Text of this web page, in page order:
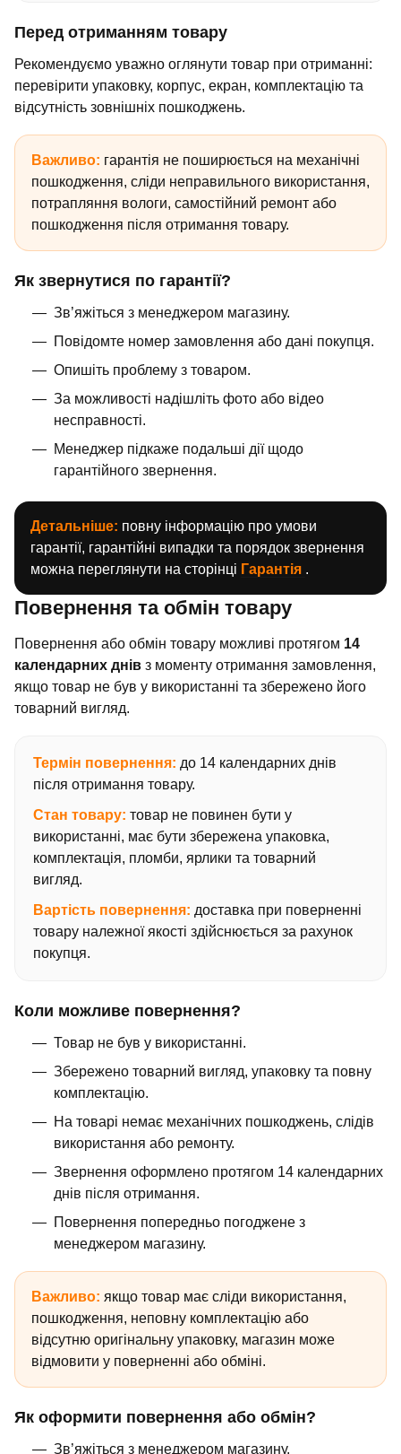
Перед отриманням товару
Рекомендуємо уважно оглянути товар при отриманні:
перевірити упаковку, корпус, екран, комплектацію та
відсутність зовнішніх пошкоджень.
Важливо: гарантія не поширюється на механічні
пошкодження, сліди неправильного використання,
потрапляння вологи, самостійний ремонт або
пошкодження після отримання товару.
Як звернутися по гарантії?
Зв’яжіться з менеджером магазину.
Повідомте номер замовлення або дані покупця.
Опишіть проблему з товаром.
За можливості надішліть фото або відео
несправності.
Менеджер підкаже подальші дії щодо
гарантійного звернення.
Детальніше: повну інформацію про умови
гарантії, гарантійні випадки та порядок звернення
можна переглянути на сторінці Гарантія .
Повернення та обмін товару
Повернення або обмін товару можливі протягом 14
календарних днів з моменту отримання замовлення,
якщо товар не був у використанні та збережено його
товарний вигляд.
Термін повернення: до 14 календарних днів
після отримання товару.
Стан товару: товар не повинен бути у
використанні, має бути збережена упаковка,
комплектація, пломби, ярлики та товарний
вигляд.
Вартість повернення: доставка при поверненні
товару належної якості здійснюється за рахунок
покупця.
Коли можливе повернення?
Товар не був у використанні.
Збережено товарний вигляд, упаковку та повну
комплектацію.
На товарі немає механічних пошкоджень, слідів
використання або ремонту.
Звернення оформлено протягом 14 календарних
днів після отримання.
Повернення попередньо погоджене з
менеджером магазину.
Важливо: якщо товар має сліди використання,
пошкодження, неповну комплектацію або
відсутню оригінальну упаковку, магазин може
відмовити у поверненні або обміні.
Як оформити повернення або обмін?
Зв’яжіться з менеджером магазину.